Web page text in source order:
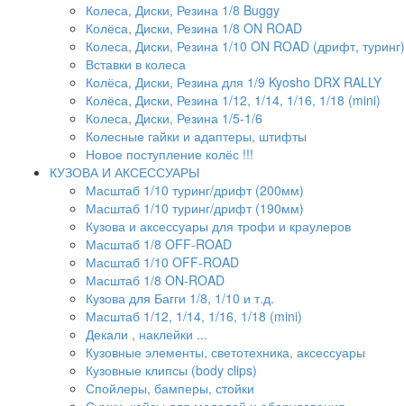
Колеса, Диски, Резина 1/8 Buggy
Колёса, Диски, Резина 1/8 ON ROAD
Колеса, Диски, Резина 1/10 ON ROAD (дрифт, туринг)
Вставки в колеса
Колёса, Диски, Резина для 1/9 Kyosho DRX RALLY
Колёса, Диски, Резина 1/12, 1/14, 1/16, 1/18 (mini)
Колеса, Диски, Резина 1/5-1/6
Колесные гайки и адаптеры, штифты
Новое поступление колёс !!!
КУЗОВА И АКСЕССУАРЫ
Масштаб 1/10 туринг/дрифт (200мм)
Масштаб 1/10 туринг/дрифт (190мм)
Кузова и аксессуары для трофи и краулеров
Масштаб 1/8 OFF-ROAD
Масштаб 1/10 OFF-ROAD
Масштаб 1/8 ON-ROAD
Кузова для Багги 1/8, 1/10 и т.д.
Масштаб 1/12, 1/14, 1/16, 1/18 (mini)
Декали , наклейки ...
Кузовные элементы, светотехника, аксессуары
Кузовные клипсы (body clips)
Спойлеры, бамперы, стойки